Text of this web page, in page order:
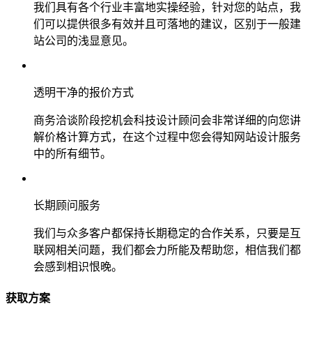
我们具有各个行业丰富地实操经验，针对您的站点，我
们可以提供很多有效并且可落地的建议，区别于一般建
站公司的浅显意见。
透明干净的报价方式
商务洽谈阶段挖机会科技设计顾问会非常详细的向您讲
解价格计算方式，在这个过程中您会得知网站设计服务
中的所有细节。
长期顾问服务
我们与众多客户都保持长期稳定的合作关系，只要是互
联网相关问题，我们都会力所能及帮助您，相信我们都
会感到相识恨晚。
获取方案